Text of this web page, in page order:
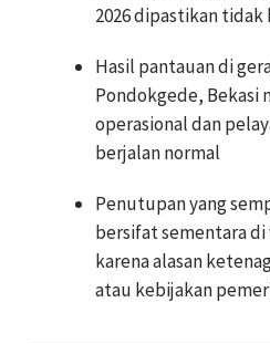
2026 dipastikan tidak
Hasil pantauan di
Pondokgede, Bekasi
operasional dan
berjalan normal
Penutupan yang
bersifat sementara
karena alasan
atau kebijakan